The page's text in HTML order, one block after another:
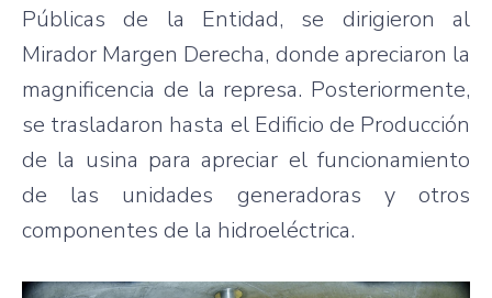
Públicas de la Entidad, se dirigieron al
Mirador Margen Derecha, donde apreciaron la
magnificencia de la represa. Posteriormente,
se trasladaron hasta el Edificio de Producción
de la usina para apreciar el funcionamiento
de las unidades generadoras y otros
componentes de la hidroeléctrica.